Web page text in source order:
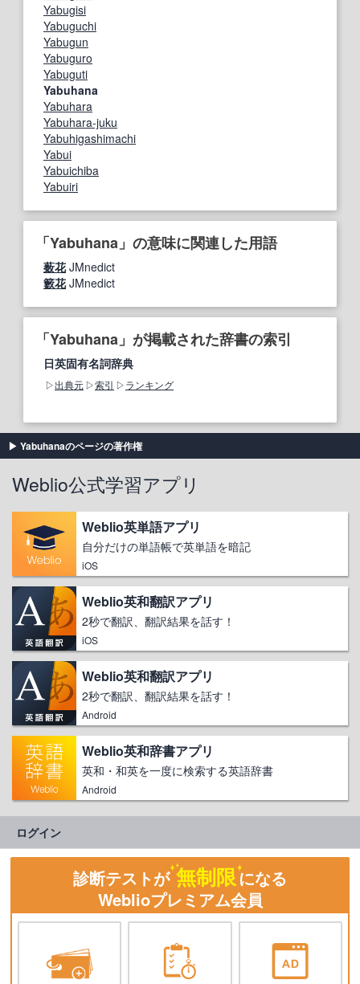
Yabugisi
Yabuguchi
Yabugun
Yabuguro
Yabuguti
Yabuhana
Yabuhara
Yabuhara-juku
Yabuhigashimachi
Yabui
Yabuichiba
Yabuiri
「Yabuhana」の意味に関連した用語
薮花JMnedict
籔花JMnedict
「Yabuhana」が掲載された辞書の索引
日英固有名詞辞典
出典元 索引 ランキング
Yabuhanaのページの著作権
Weblio公式学習アプリ
Weblio英単語アプリ
自分だけの単語帳で英単語を暗記
iOS
Weblio英和翻訳アプリ
2秒で翻訳、翻訳結果を話す！
iOS
Weblio英和翻訳アプリ
2秒で翻訳、翻訳結果を話す！
Android
Weblio英和辞書アプリ
英和・和英を一度に検索する英語辞書
Android
ログイン
診断テストが 無制限になる
Weblioプレミアム会員